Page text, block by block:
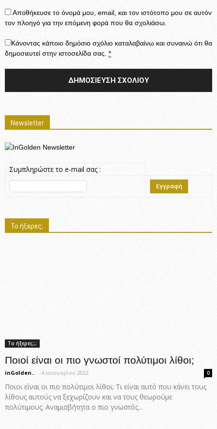
Αποθήκευσε το όνομά μου, email, και τον ιστότοπο μου σε αυτόν
τον πλοηγό για την επόμενη φορά που θα σχολιάσω.
Κάνοντας κάποιο δημόσιο σχόλιο καταλαβαίνω και συναινώ ότι θα
δημοσιευτεί στην ιστοσελίδα σας. *
Newsletter
Συμπληρώστε το e-mail σας :
Το ήξερες;
Το ήξερες;;;
Ποιοί είναι οι πιο γνωστοί πολύτιμοι λίθοι;
inGolden.. - 4 Ιανουαρίου 2022 0
Ποιοι είναι οι πιο πολύτιμοι λίθοι; Τι είναι αυτό που κάνει τους
λίθους αυτούς να ξεχωρίζουν και να τους θεωρούμε
πολύτιμους; Αναμισβήτητα ο πιο γνωστός...